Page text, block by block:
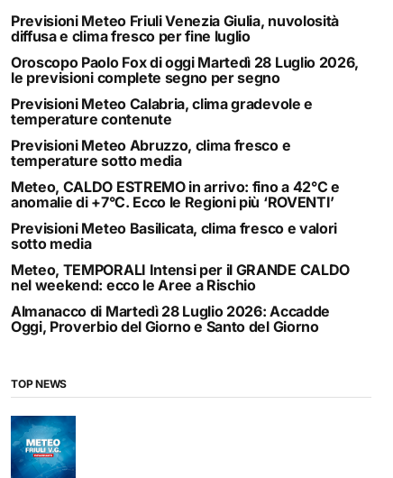
Previsioni Meteo Friuli Venezia Giulia, nuvolosità
diffusa e clima fresco per fine luglio
Oroscopo Paolo Fox di oggi Martedì 28 Luglio 2026,
le previsioni complete segno per segno
Previsioni Meteo Calabria, clima gradevole e
temperature contenute
Previsioni Meteo Abruzzo, clima fresco e
temperature sotto media
Meteo, CALDO ESTREMO in arrivo: fino a 42°C e
anomalie di +7°C. Ecco le Regioni più ‘ROVENTI’
Previsioni Meteo Basilicata, clima fresco e valori
sotto media
Meteo, TEMPORALI Intensi per il GRANDE CALDO
nel weekend: ecco le Aree a Rischio
Almanacco di Martedì 28 Luglio 2026: Accadde
Oggi, Proverbio del Giorno e Santo del Giorno
TOP NEWS